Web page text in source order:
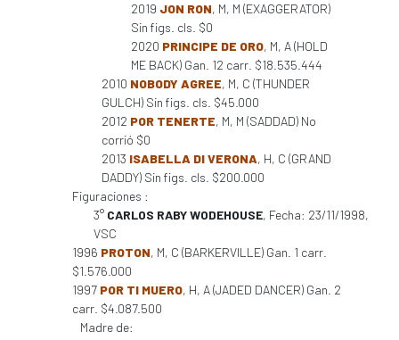
2019 JON RON, M, M (EXAGGERATOR)
Sin figs. cls. $0
2020 PRINCIPE DE ORO, M, A (HOLD
ME BACK) Gan. 12 carr. $18.535.444
2010 NOBODY AGREE, M, C (THUNDER
GULCH) Sin figs. cls. $45.000
2012 POR TENERTE, M, M (SADDAD) No
corrió $0
2013 ISABELLA DI VERONA, H, C (GRAND
DADDY) Sin figs. cls. $200.000
Figuraciones :
3° CARLOS RABY WODEHOUSE, Fecha: 23/11/1998,
VSC
1996 PROTON, M, C (BARKERVILLE) Gan. 1 carr.
$1.576.000
1997 POR TI MUERO, H, A (JADED DANCER) Gan. 2
carr. $4.087.500
Madre de: